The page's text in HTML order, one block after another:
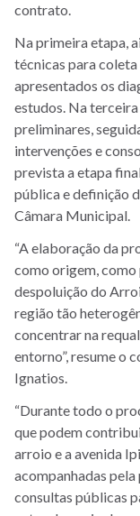
contrato.
Na primeira etapa,
técnicas para coleta
apresentados os
estudos. Na
preliminares,
intervenções e
prevista a etapa
pública e definição
Câmara Municipal.
“A elaboração da
como origem,
despoluição do
região tão
concentrar na
entorno”, resume o
Ignatios.
“Durante todo o
que podem
arroio e a avenida
acompanhadas
consultas públicas